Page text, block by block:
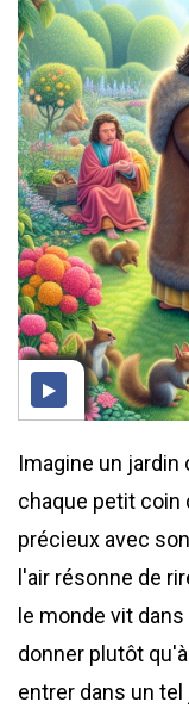
Imagine un jardin
chaque petit coin
précieux avec
l'air résonne de
le monde vit
donner plutôt
entrer dans un